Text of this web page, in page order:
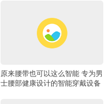
原来腰带也可以这么智能 专为男
士腰部健康设计的智能穿戴设备